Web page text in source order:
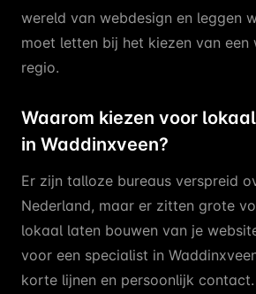
wereld van webdesign en leggen
moet letten bij het kiezen van een
regio.
Waarom kiezen voor
in Waddinxveen?
Er zijn talloze bureaus verspreid
Nederland, maar er zitten grote
lokaal laten bouwen van je
voor een specialist in
korte lijnen en persoonlijk